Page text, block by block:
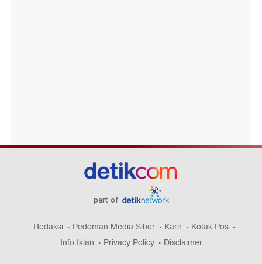
part of
Redaksi Pedoman Media Siber Karir
Kotak Pos
Info Iklan
Privacy Policy Disclaimer